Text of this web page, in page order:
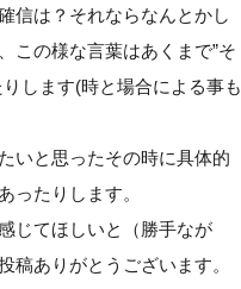
信は？それならなんとかし
この様な言葉はあくまで”そ
します(時と場合による事も
いと思ったその時に具体的
ったりします。
じてほしいと（勝手なが
稿ありがとうございます。